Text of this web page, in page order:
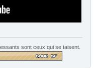
sont ceux qui se taisent.